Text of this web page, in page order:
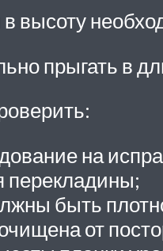
высоту
прыгать в
на
перекладины;
быть
от